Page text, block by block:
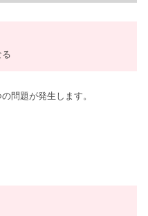
る
問題が発生します。